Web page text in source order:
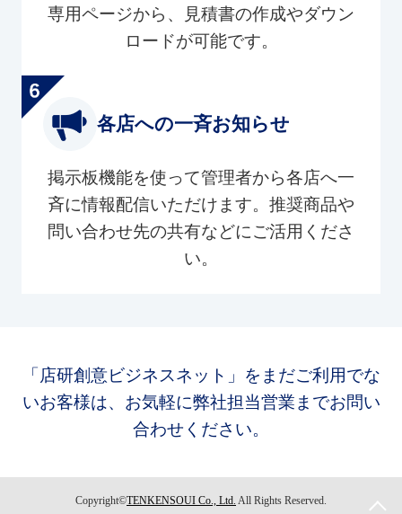
専用ページから、見積書の作成やダウン
ロードが可能です。
各店への一斉お知らせ
掲示板機能を使って管理者から各店へ一
斉に情報配信いただけます。推奨商品や
問い合わせ先の共有などにご活用くださ
い。
「店研創意ビジネスネット」をまだご利用でな
いお客様は、お気軽に弊社担当営業までお問い
合わせください。
Copyright©TENKENSOUI Co., Ltd. All Rights Reserved.